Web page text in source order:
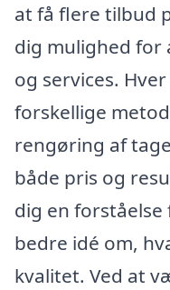
at få flere tilbud
dig mulighed for
og services.
forskellige
rengøring af
både pris og
dig en
bedre idé om,
kvalitet. Ved at